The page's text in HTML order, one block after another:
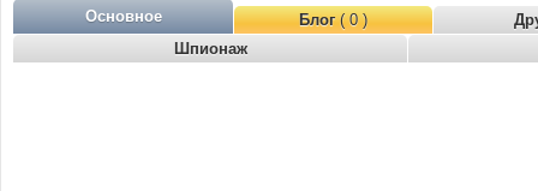
Основное Блог( 0 )
Шпионаж